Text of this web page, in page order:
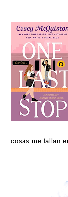
cosas me fallan